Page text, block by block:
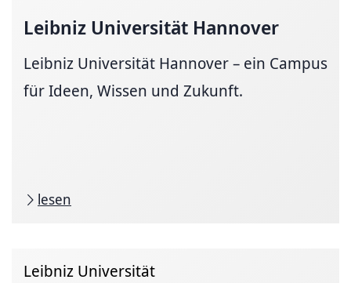
Leibniz Universität Hannover
Leibniz Universität Hannover – ein Campus
für Ideen, Wissen und Zukunft.
lesen
Leibniz Universität